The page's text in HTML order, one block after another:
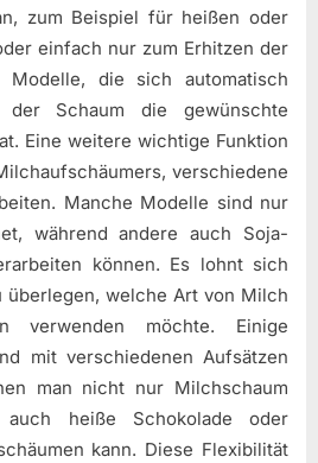
zum Beispiel für heißen oder
einfach nur zum Erhitzen der
die sich automatisch
der Schaum die gewünschte
Eine weitere wichtige Funktion
verschiedene
Manche Modelle sind nur
während andere auch Soja-
können. Es lohnt sich
überlegen, welche Art von Milch
verwenden möchte. Einige
mit verschiedenen Aufsätzen
man nicht nur Milchschaum
auch heiße Schokolade oder
kann. Diese Flexibilität